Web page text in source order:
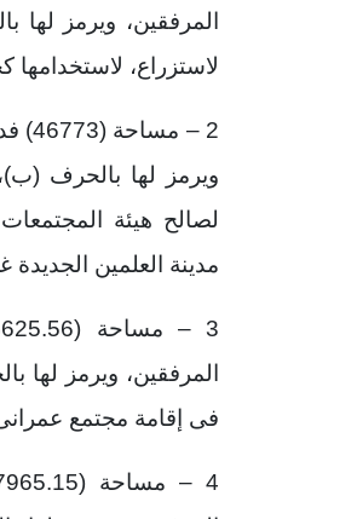
لاستزراع، لاستخدامها
لصالح هيئة
مدينة العلمين الجديدة
المرفقين، ويرمز لها
فى إقامة مجتمع عمرانى